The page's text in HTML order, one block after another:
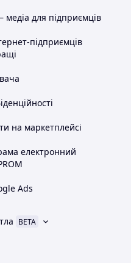
для підприємців
підприємців
на маркетплейсі
електронний
Ads
BETA